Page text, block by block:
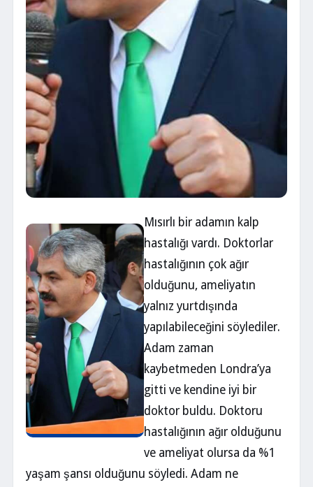
Mısırlı bir adamın kalp
hastalığı vardı. Doktorlar
hastalığının çok ağır
olduğunu, ameliyatın
yalnız yurtdışında
yapılabileceğini söylediler.
Adam zaman
kaybetmeden Londra’ya
gitti ve kendine iyi bir
doktor buldu. Doktoru
hastalığının ağır olduğunu
ve ameliyat olursa da %1
yaşam şansı olduğunu söyledi. Adam ne